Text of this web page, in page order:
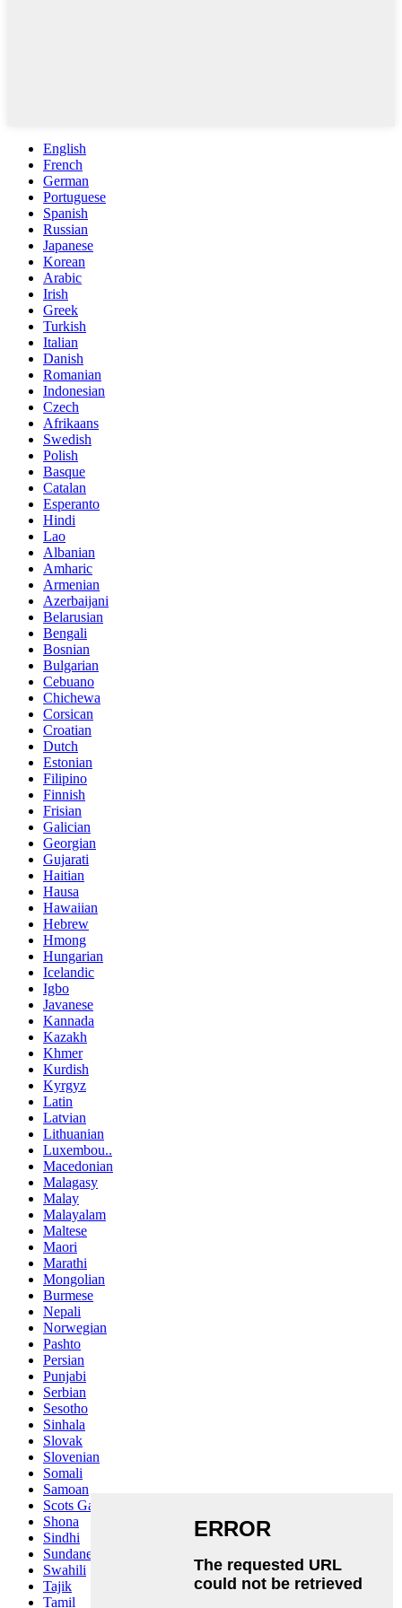
English
French
German
Portuguese
Spanish
Russian
Japanese
Korean
Arabic
Irish
Greek
Turkish
Italian
Danish
Romanian
Indonesian
Czech
Afrikaans
Swedish
Polish
Basque
Catalan
Esperanto
Hindi
Lao
Albanian
Amharic
Armenian
Azerbaijani
Belarusian
Bengali
Bosnian
Bulgarian
Cebuano
Chichewa
Corsican
Croatian
Dutch
Estonian
Filipino
Finnish
Frisian
Galician
Georgian
Gujarati
Haitian
Hausa
Hawaiian
Hebrew
Hmong
Hungarian
Icelandic
Igbo
Javanese
Kannada
Kazakh
Khmer
Kurdish
Kyrgyz
Latin
Latvian
Lithuanian
Luxembou..
Macedonian
Malagasy
Malay
Malayalam
Maltese
Maori
Marathi
Mongolian
Burmese
Nepali
Norwegian
Pashto
Persian
Punjabi
Serbian
Sesotho
Sinhala
Slovak
Slovenian
Somali
Samoan
Scots Gaelic
Shona
Sindhi
Sundanese
Swahili
Tajik
Tamil